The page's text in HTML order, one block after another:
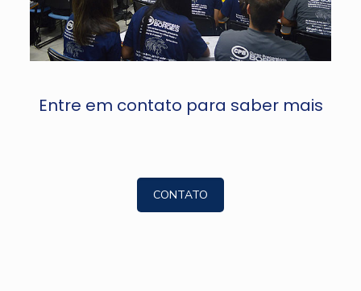
Entre em contato para saber mais
CONTATO